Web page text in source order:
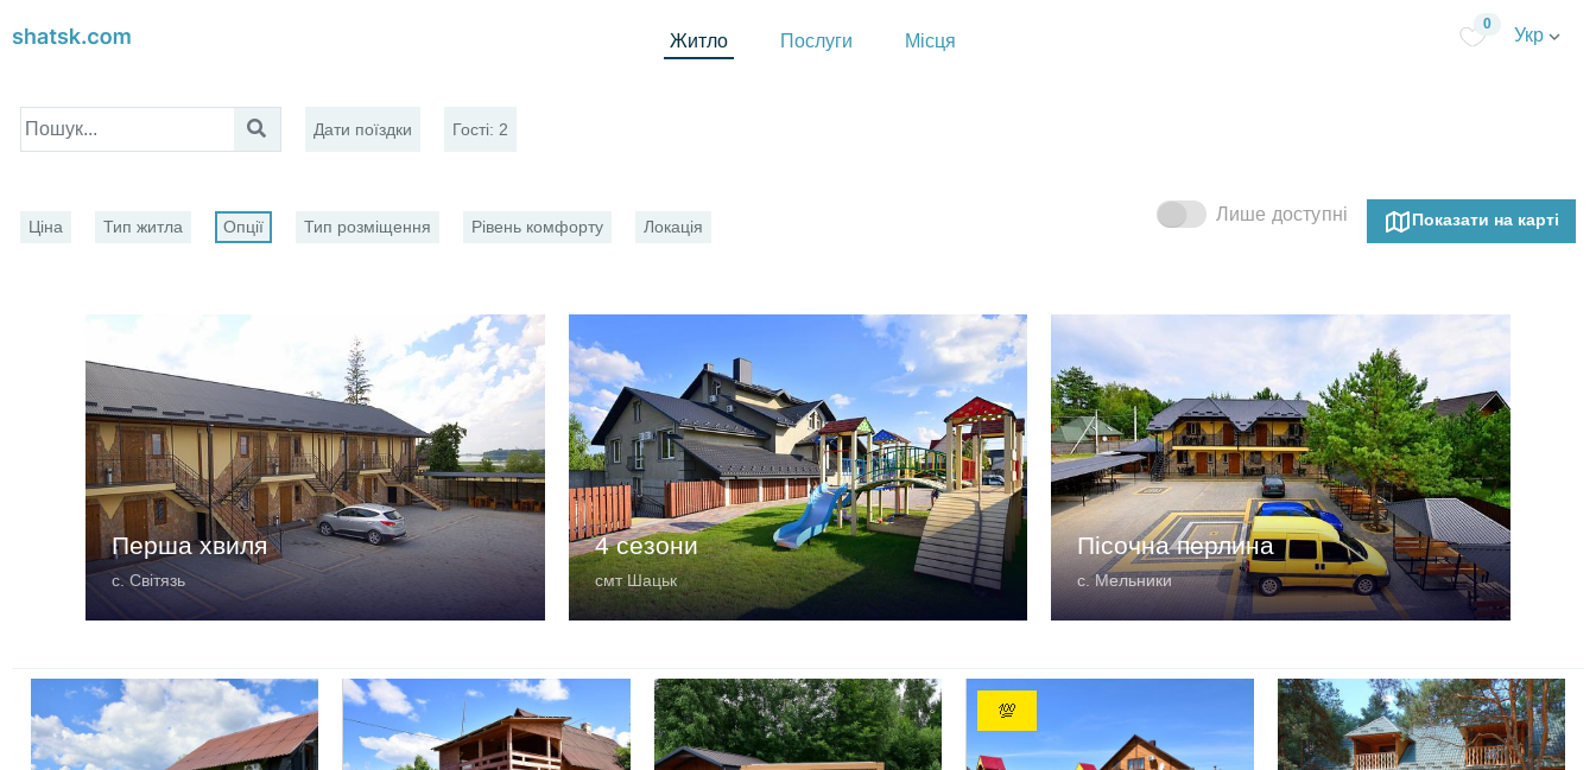
Житло Послуги Місця
0
Укр
Дати поїздки Гості: 2
Ціна Тип житла Опції Тип розміщення Рівень комфорту Локація
Лише доступні Показати на карті
Перша хвиля
с. Світязь
4 сезони
смт Шацьк
Пісочна перлина
с. Мельники
💯